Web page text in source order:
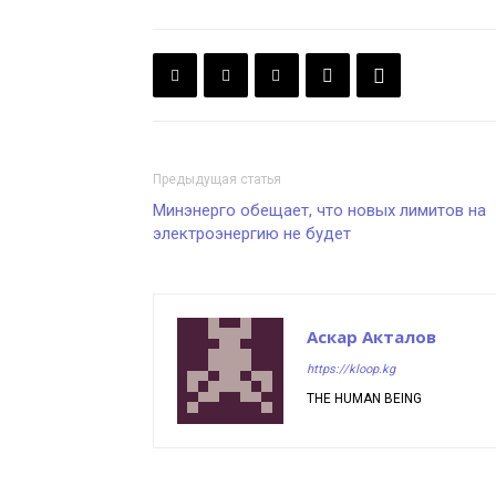
Предыдущая статья
Минэнерго обещает, что новых лимитов на
электроэнергию не будет
Аскар Акталов
https://kloop.kg
THE HUMAN BEING